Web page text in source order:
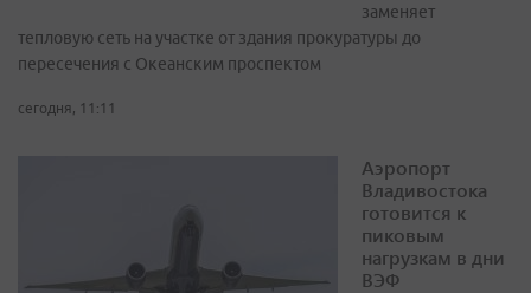
заменяет
тепловую сеть на участке от здания прокуратуры до
пересечения с Океанским проспектом
сегодня, 11:11
Аэропорт
Владивостока
готовится к
пиковым
нагрузкам в дни
ВЭФ